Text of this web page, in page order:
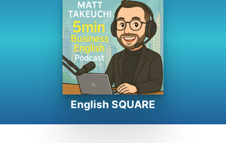
English SQUARE